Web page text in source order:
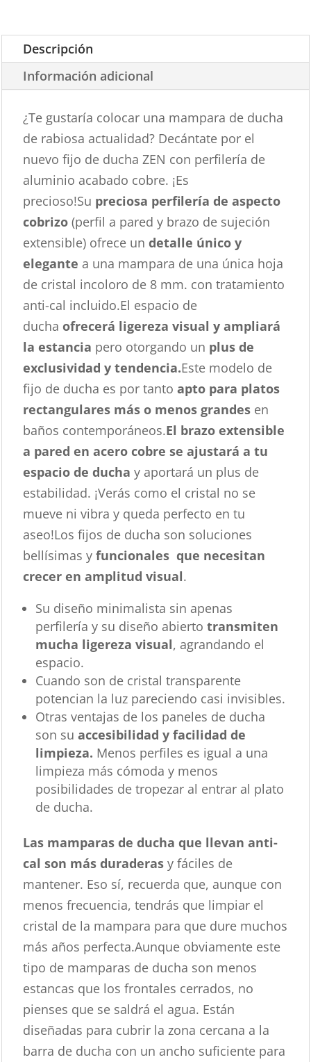
Descripción
Información adicional
¿Te gustaría colocar una mampara de ducha
de rabiosa actualidad? Decántate por el
nuevo fijo de ducha ZEN con perfilería de
aluminio acabado cobre. ¡Es
precioso!Su preciosa perfilería de aspecto
cobrizo (perfil a pared y brazo de sujeción
extensible) ofrece undetalle único y
elegante a una mampara de una única hoja
de cristal incoloro de 8 mm. con tratamiento
anti-cal incluido.El espacio de
ducha ofrecerá ligereza visual y ampliará
la estancia pero otorgando un plus de
exclusividad y tendencia.Este modelo de
fijo de ducha es por tantoapto para platos
rectangulares más o menos grandes en
baños contemporáneos.El brazo extensible
a pared en acero cobre se ajustará a tu
espacio de ducha y aportará un plus de
estabilidad. ¡Verás como el cristal no se
mueve ni vibra y queda perfecto en tu
aseo!Los fijos de ducha son soluciones
bellísimas yfuncionales que necesitan
crecer en amplitud visual.
Su diseño minimalista sin apenas
perfilería y su diseño abiertotransmiten
mucha ligereza visual, agrandando el
espacio.
Cuando son de cristal transparente
potencian la luz pareciendo casi invisibles.
Otras ventajas de los paneles de ducha
son suaccesibilidad y facilidad de
limpieza. Menos perfiles es igual a una
limpieza más cómoda y menos
posibilidades de tropezar al entrar al plato
de ducha.
Las mamparas de ducha que llevan anti-
cal son más duraderas y fáciles de
mantener. Eso sí, recuerda que, aunque con
menos frecuencia, tendrás que limpiar el
cristal de la mampara para que dure muchos
más años perfecta.Aunque obviamente este
tipo de mamparas de ducha son menos
estancas que los frontales cerrados, no
pienses que se saldrá el agua. Están
diseñadas para cubrir la zona cercana a la
barra de ducha con un ancho suficiente para